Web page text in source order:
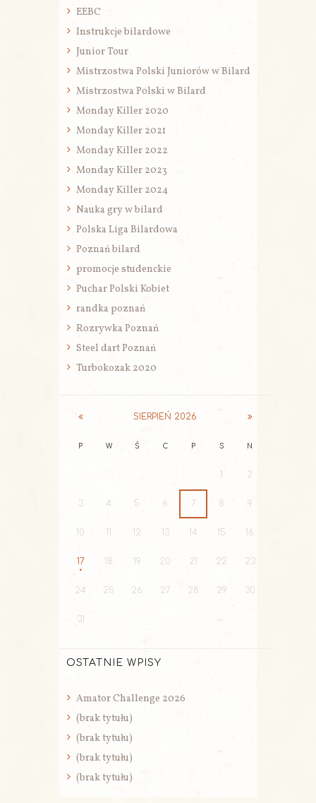
EEBC
Instrukcje bilardowe
Junior Tour
Mistrzostwa Polski Juniorów w Bilard
Mistrzostwa Polski w Bilard
Monday Killer 2020
Monday Killer 2021
Monday Killer 2022
Monday Killer 2023
Monday Killer 2024
Nauka gry w bilard
Polska Liga Bilardowa
Poznań bilard
promocje studenckie
Puchar Polski Kobiet
randka poznań
Rozrywka Poznań
Steel dart Poznań
Turbokozak 2020
SIERPIEŃ 2026
P W Ś C P S N
2
3 4 5 6 7 8 9
10 11 12 13 14 15 16
17 18 19 20 21 22 23
24 25 26 27 28 29 30
31
OSTATNIE WPISY
Amator Challenge 2026
(brak tytułu)
(brak tytułu)
(brak tytułu)
(brak tytułu)